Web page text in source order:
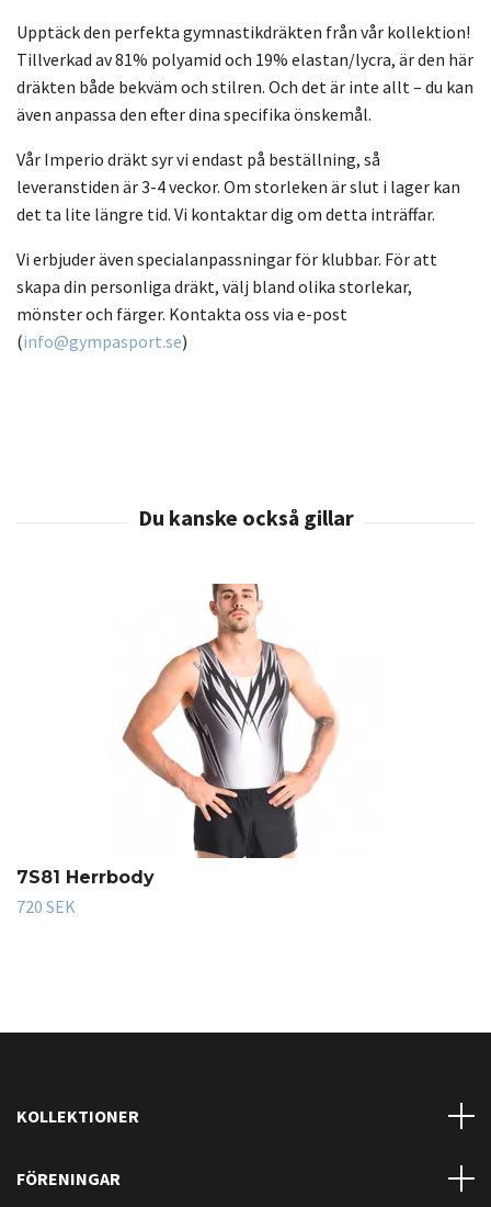
Upptäck den perfekta gymnastikdräkten från vår kollektion!
Tillverkad av 81% polyamid och 19% elastan/lycra, är den här
dräkten både bekväm och stilren. Och det är inte allt – du kan
även anpassa den efter dina specifika önskemål.
Vår Imperio dräkt syr vi endast på beställning, så
leveranstiden är 3-4 veckor. Om storleken är slut i lager kan
det ta lite längre tid. Vi kontaktar dig om detta inträffar.
Vi erbjuder även specialanpassningar för klubbar. För att
skapa din personliga dräkt, välj bland olika storlekar,
mönster och färger. Kontakta oss via e-post
(info@gympasport.se)
7S81 Herrbody
720 SEK
KOLLEKTIONER
FÖRENINGAR